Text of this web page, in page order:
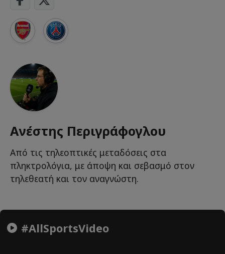
Ανέστης Περιγράφογλου
Από τις τηλεοπτικές μεταδόσεις στα
πληκτρολόγια, με άποψη και σεβασμό στον
τηλεθεατή και τον αναγνώστη.
#AllSportsVideo